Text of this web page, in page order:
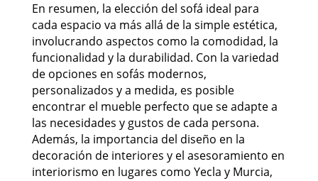
En resumen, la elección del sofá ideal para
cada espacio va más allá de la simple estética,
involucrando aspectos como la comodidad, la
funcionalidad y la durabilidad. Con la variedad
de opciones en sofás modernos,
personalizados y a medida, es posible
encontrar el mueble perfecto que se adapte a
las necesidades y gustos de cada persona.
Además, la importancia del diseño en la
decoración de interiores y el asesoramiento en
interiorismo en lugares como Yecla y Murcia,